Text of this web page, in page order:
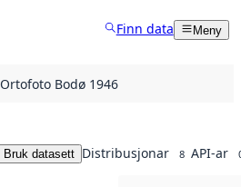
Finn data Meny
Ortofoto Bodø 1946
Bruk datasett Distribusjonar 8 API-ar